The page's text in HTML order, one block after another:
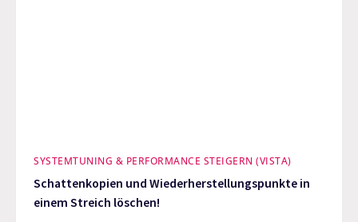
SYSTEMTUNING & PERFORMANCE STEIGERN (VISTA)
Schattenkopien und Wiederherstellungspunkte in
einem Streich löschen!